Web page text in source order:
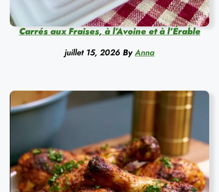
Carrés aux Fraises, à l’Avoine et à l’Érable
juillet 15, 2026 By Anna